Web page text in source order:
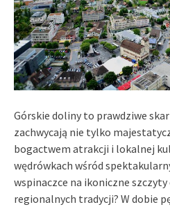
Górskie doliny to prawdziwe
zachwycają nie tylko
bogactwem atrakcji i lokalnej
wędrówkach wśród
wspinaczce na ikoniczne
regionalnych tradycji? W dobie